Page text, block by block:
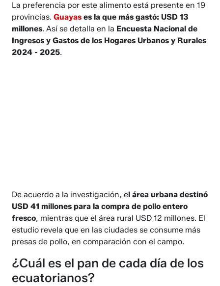
La preferencia por este alimento está presente en 19
provincias.Guayases la que más gastó: USD 13
millones. Así se detalla en la Encuesta Nacional de
Ingresos y Gastos de los Hogares Urbanos y Rurales
2024 - 2025.
De acuerdo a la investigación, el área urbana destinó
USD 41 millones para la compra de pollo entero
fresco, mientras que el área rural USD 12 millones. El
estudio revela que en las ciudades se consume más
presas de pollo, en comparación con el campo.
¿Cuál es el pan de cada día de los
ecuatorianos?